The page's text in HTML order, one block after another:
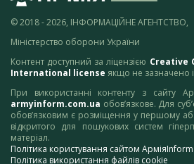
© 2018 - 2026, ІНФОРМАЦІЙНЕ АГЕНТСТВО,
Міністерство оборони України
Контент доступний за ліцензією Creative
International license якщо не зазначено
При використанні контенту з сайту
armyinform.com.ua обов’язкове. Для
обов’язковим є розміщення у першому
відкритого для пошукових систем
матеріал.
Політика користування сайтом АрміяInform
Політика використання файлів cookie